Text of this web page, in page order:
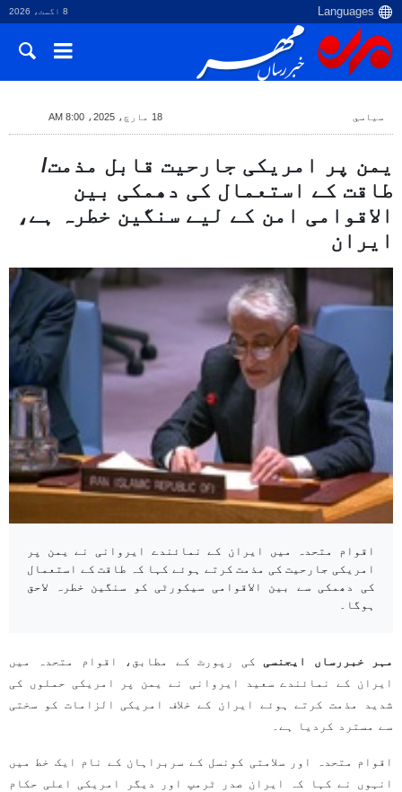
8 اگست، 2026
سياسي 18 مارچ، 2025، 8:00 AM
یمن پر امریکی جارحیت قابل مذمت/
طاقت کے استعمال کی دھمکی بین
الاقوامی امن کے لیے سنگین خطرہ ہے،
ایران
اقوام متحدہ میں ایران کے نمائندے ایروانی نے یمن پر
امریکی جارحیت کی مذمت کرتے ہوئے کہا کہ طاقت کے استعمال
کی دھمکی سے بین الاقوامی سیکورٹی کو سنگین خطرہ لاحق
ہوگا۔
مہر خبررساں ایجنسیکی رپورٹ کے مطابق، اقوام متحدہ میں
ایران کے نمائندے سعید ایروانی نے یمن پر امریکی حملوں کی
شدید مذمت کرتے ہوئے ایران کے خلاف امریکی الزامات کو سختی
سے مسترد کردیا ہے۔
اقوام متحدہ اور سلامتی کونسل کے سربراہان کے نام ایک خط میں
انہوں نے کہا کہ ایران صدر ٹرمپ اور دیگر امریکی اعلی حکام